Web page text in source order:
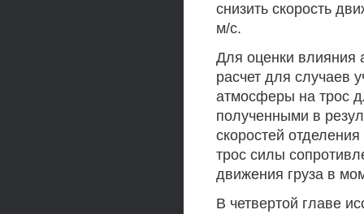
снизить скорость
м/с.
Для оценки
расчет для случаев
атмосферы на трос
полученными в
скоростей
трос силы
движения груза в
В четвертой главе